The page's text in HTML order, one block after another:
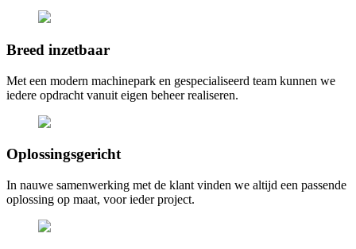
Breed inzetbaar
Met een modern machinepark en gespecialiseerd team kunnen we
iedere opdracht vanuit eigen beheer realiseren.
Oplossingsgericht
In nauwe samenwerking met de klant vinden we altijd een passende
oplossing op maat, voor ieder project.